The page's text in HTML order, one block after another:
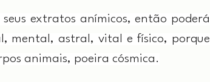
extratos anímicos, então poderá
mental, astral, vital e físico, porque
animais, poeira cósmica.